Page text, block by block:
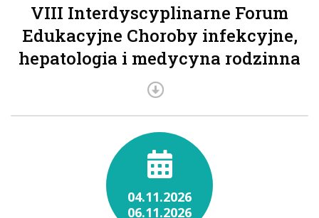
VIII Interdyscyplinarne Forum
Edukacyjne Choroby infekcyjne,
hepatologia i medycyna rodzinna
04.11.2026
06.11.2026